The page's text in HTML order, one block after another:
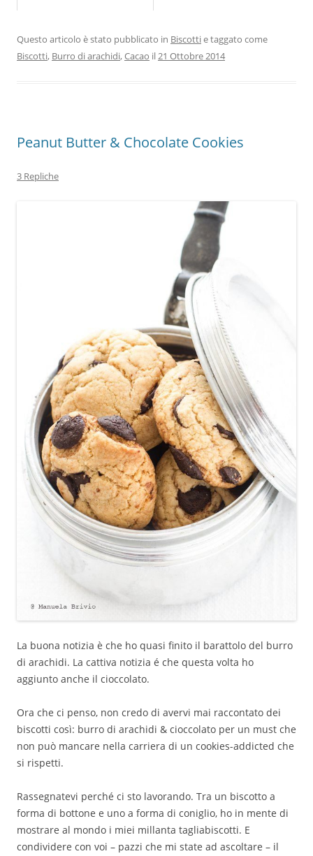
Questo articolo è stato pubblicato in Biscottie taggato come
Biscotti, Burro di arachidi,Cacao il21 Ottobre 2014
Peanut Butter & Chocolate Cookies
3 Repliche
La buona notizia è che ho quasi finito il barattolo del burro
di arachidi. La cattiva notizia é che questa volta ho
aggiunto anche il cioccolato.
Ora che ci penso, non credo di avervi mai raccontato dei
biscotti così: burro di arachidi & cioccolato per un must che
non può mancare nella carriera di un cookies-addicted che
si rispetti.
Rassegnatevi perché ci sto lavorando. Tra un biscotto a
forma di bottone e uno a forma di coniglio, ho in mente di
mostrare al mondo i miei millanta tagliabiscotti. E
condividere con voi – pazzi che mi state ad ascoltare – il